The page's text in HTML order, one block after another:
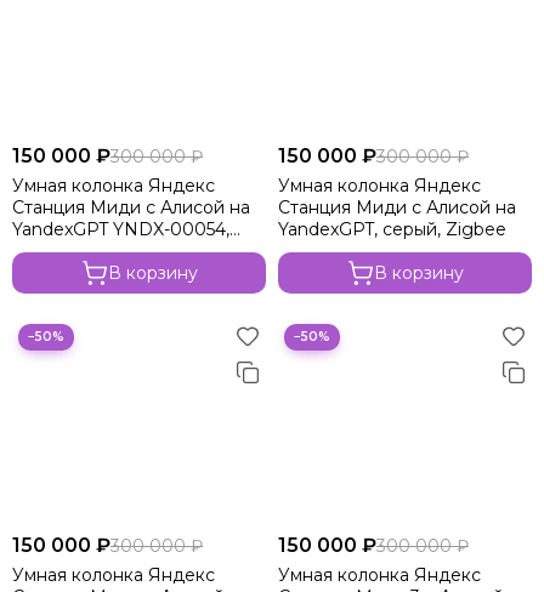
150 000 ₽300 000 ₽
Умная колонка Яндекс
Станция Миди с Алисой на
YandexGPT YNDX-00054,
оранжевый, Zigbee
В корзину
150 000 ₽300 000 ₽
Умная колонка Яндекс
Станция Миди с Алисой на
YandexGPT, серый, Zigbee
В корзину
−50%
150 000 ₽300 000 ₽
Умная колонка Яндекс
−50%
150 000 ₽300 000 ₽
Умная колонка Яндекс